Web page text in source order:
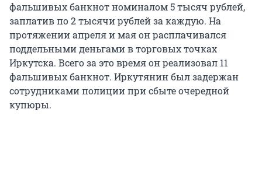
фальшивых банкнот номиналом 5 тысяч рублей,
заплатив по 2 тысячи рублей за каждую. На
протяжении апреля и мая он расплачивался
поддельными деньгами в торговых точках
Иркутска. Всего за это время он реализовал 11
фальшивых банкнот. Иркутянин был задержан
сотрудниками полиции при сбыте очередной
купюры.